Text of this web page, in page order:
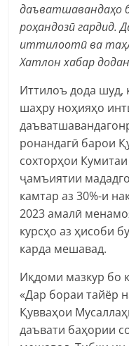
даъватшавандаҳо
роҳандозӣ гардид.
иттилоотӣ ва
Хатлон хабар
Иттилоъ дода шуд,
шаҳру ноҳияҳо
ронандагӣ барои
сохторҳои
ҷамъиятии
камтар аз 30%-и
2023 амалӣ
курсҳо аз ҳисоби
карда мешавад.
Иқдоми мазкур бо
«Дар бораи тайёр
Қувваҳои
даъвати баҳории